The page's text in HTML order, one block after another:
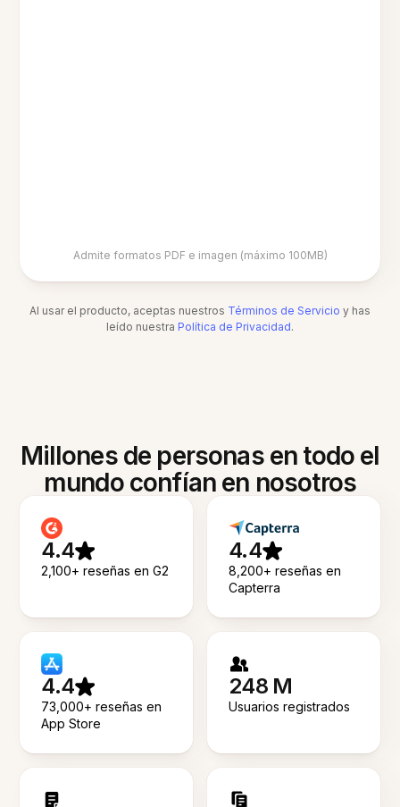
Admite formatos PDF e imagen (máximo 100MB)
Al usar el producto, aceptas nuestros Términos de Servicio y has
leído nuestra Política de Privacidad.
Millones de personas en todo el
mundo confían en nosotros
4.4
2,100+ reseñas en G2
4.4
8,200+ reseñas en
Capterra
4.4
73,000+ reseñas en
App Store
248 M
Usuarios registrados